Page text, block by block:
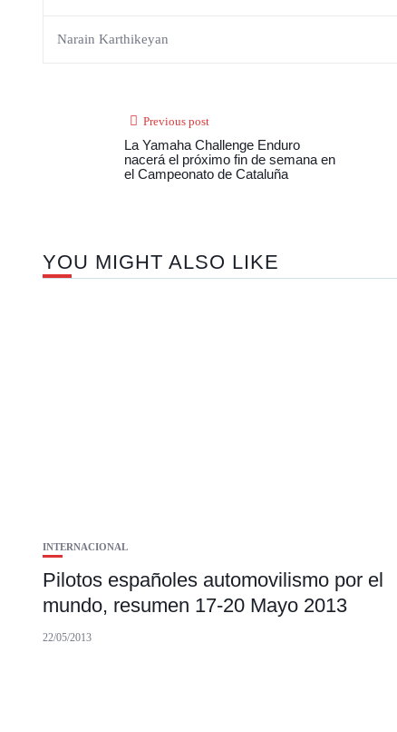
Narain Karthikeyan
Previous post
La Yamaha Challenge Enduro
nacerá el próximo fin de semana en
el Campeonato de Cataluña
YOU MIGHT ALSO LIKE
INTERNACIONAL
Pilotos españoles automovilismo por el
mundo, resumen 17-20 Mayo 2013
22/05/2013